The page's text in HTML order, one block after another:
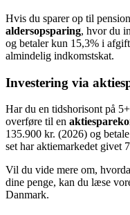
Hvis du sparer op til
aldersopsparing, hvor du
og betaler kun 15,3% i
almindelig indkomstskat.
Investering via
Har du en tidshorisont på
overføre til en
135.900 kr. (2026) og
set har aktiemarkedet givet
Vil du vide mere om,
dine penge, kan du læse
Danmark.